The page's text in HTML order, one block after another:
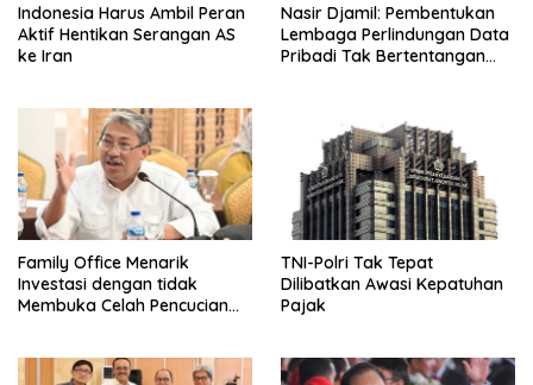
Indonesia Harus Ambil Peran
Aktif Hentikan Serangan AS
ke Iran
Nasir Djamil: Pembentukan
Lembaga Perlindungan Data
Pribadi Tak Bertentangan
Family Office Menarik
Investasi dengan tidak
Membuka Celah Pencucian
TNI-Polri Tak Tepat
Dilibatkan Awasi Kepatuhan
Pajak